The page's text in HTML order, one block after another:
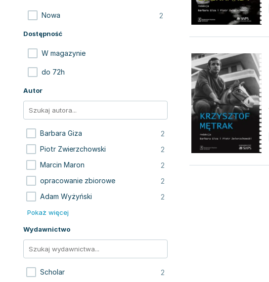
Nowa 2
Dostępność
W magazynie
do 72h
Autor
Barbara Giza 2
Piotr Zwierzchowski 2
Marcin Maron 2
opracowanie zbiorowe 2
Adam Wyżyński 2
Pokaż więcej
Wydawnictwo
Scholar 2